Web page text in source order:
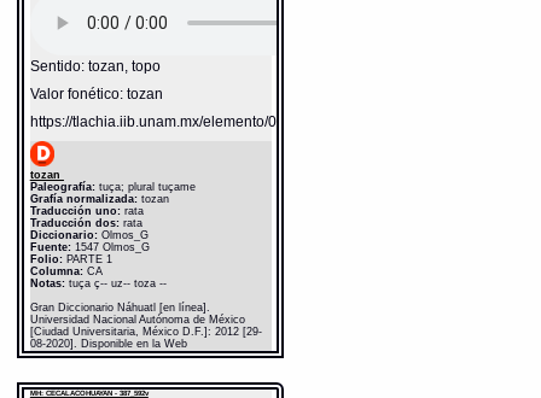
Sentido: tozan, topo
Valor fonético: tozan
https://tlachia.iib.unam.mx/elemento/02.02.14
tozan
Paleografía:tuça; plural tuçame
Grafía normalizada:tozan
Traducción uno:rata
Traducción dos:rata
Diccionario: Olmos_G
Fuente:1547 Olmos_G
Folio:PARTE 1
Columna:CA
Notas:tuça ç-- uz-- toza --
Gran Diccionario Náhuatl [en línea].
Universidad Nacional Autónoma de México
[Ciudad Universitaria, México D.F.]: 2012 [29-
08-2020]. Disponible en la Web
http://www.gdn.unam.mx/contexto/20891
MH: CECALACOHUAYAN - 387_592v